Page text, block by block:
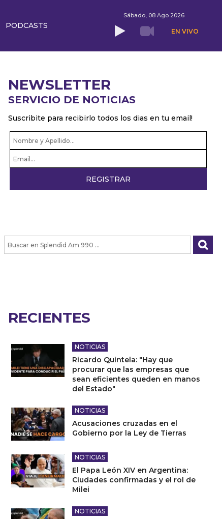
PODCASTS
Sábado, 08 Ago 2026
EN VIVO
NEWSLETTER
SERVICIO DE NOTICIAS
Suscribite para recibirlo todos los dias en tu email!
RECIENTES
NOTICIAS
Ricardo Quintela: "Hay que
procurar que las empresas que
sean eficientes queden en manos
del Estado"
NOTICIAS
Acusaciones cruzadas en el
Gobierno por la Ley de Tierras
NOTICIAS
El Papa León XIV en Argentina:
Ciudades confirmadas y el rol de
Milei
NOTICIAS